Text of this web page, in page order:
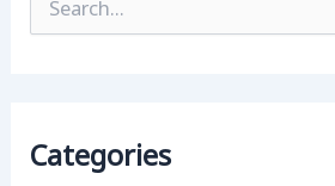
f
o
Categories